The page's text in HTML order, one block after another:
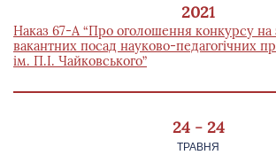
2021
Наказ 67-А “Про оголошення конкурсу на
вакантних посад науково-педагогічних
ім. П.І. Чайковського”
24 - 24
ТРАВНЯ